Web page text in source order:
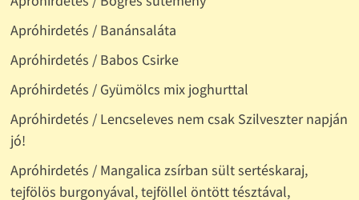
Apróhirdetés / Banánsaláta
Apróhirdetés / Babos Csirke
Apróhirdetés / Gyümölcs mix joghurttal
Apróhirdetés / Lencseleves nem csak Szilveszter napján
jó!
Apróhirdetés / Mangalica zsírban sült sertéskaraj,
tejfölös burgonyával, tejföllel öntött tésztával,